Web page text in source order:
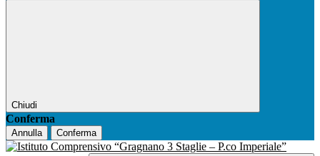
Chiudi
Conferma
Annulla Conferma